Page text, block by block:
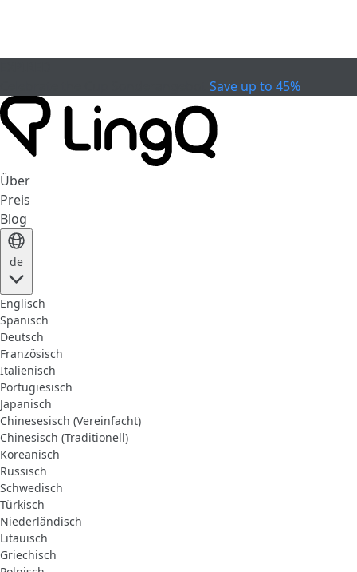
Save up to 45%
Über
Preis
Blog
de
Englisch
Spanisch
Deutsch
Französisch
Italienisch
Portugiesisch
Japanisch
Chinesesisch (Vereinfacht)
Chinesisch (Traditionell)
Koreanisch
Russisch
Schwedisch
Türkisch
Niederländisch
Litauisch
Griechisch